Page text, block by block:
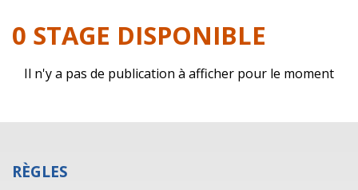
0 STAGE DISPONIBLE
Il n'y a pas de publication à afficher pour le moment
RÈGLES